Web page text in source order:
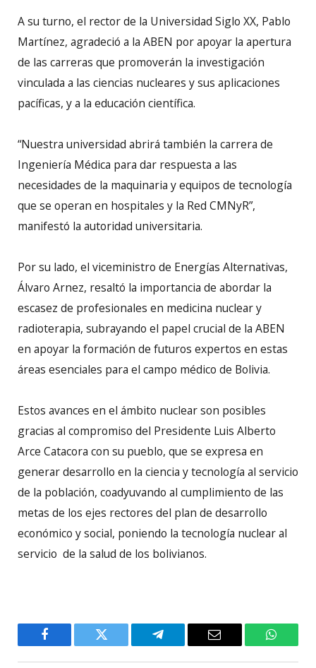
A su turno, el rector de la Universidad Siglo XX, Pablo
Martínez, agradeció a la ABEN por apoyar la apertura
de las carreras que promoverán la investigación
vinculada a las ciencias nucleares y sus aplicaciones
pacíficas, y a la educación científica.
“Nuestra universidad abrirá también la carrera de
Ingeniería Médica para dar respuesta a las
necesidades de la maquinaria y equipos de tecnología
que se operan en hospitales y la Red CMNyR”,
manifestó la autoridad universitaria.
Por su lado, el viceministro de Energías Alternativas,
Álvaro Arnez, resaltó la importancia de abordar la
escasez de profesionales en medicina nuclear y
radioterapia, subrayando el papel crucial de la ABEN
en apoyar la formación de futuros expertos en estas
áreas esenciales para el campo médico de Bolivia.
Estos avances en el ámbito nuclear son posibles
gracias al compromiso del Presidente Luis Alberto
Arce Catacora con su pueblo, que se expresa en
generar desarrollo en la ciencia y tecnología al servicio
de la población, coadyuvando al cumplimiento de las
metas de los ejes rectores del plan de desarrollo
económico y social, poniendo la tecnología nuclear al
servicio de la salud de los bolivianos.
Facebook Twitter Telegram Email